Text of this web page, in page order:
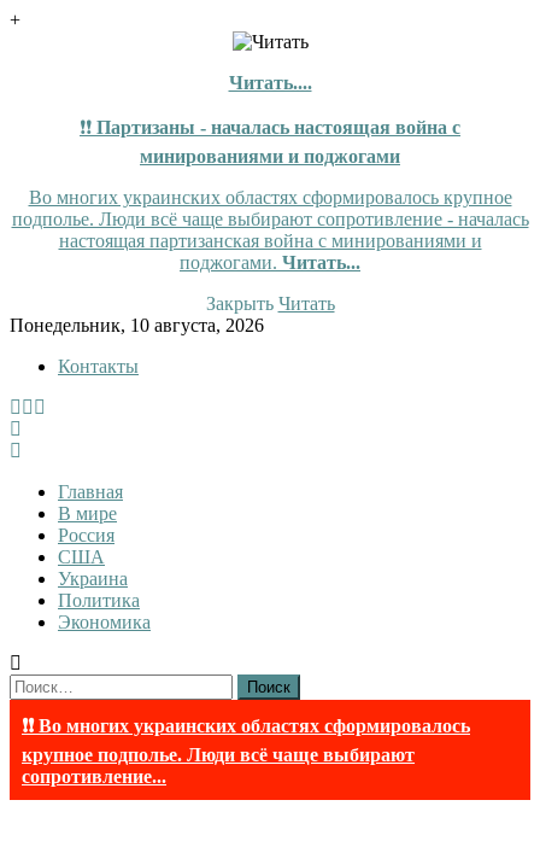
+
Читать....
❗❗ Партизаны - началась настоящая война с
минированиями и поджогами
Во многих украинских областях сформировалось крупное
подполье. Люди всё чаще выбирают сопротивление - началась
настоящая партизанская война с минированиями и
поджогами. Читать...
Закрыть Читать
Skip
content
Понедельник, 10 августа, 2026
Контакты
InfoRuss
InfoRuss — Новости
Главная
В мире
Россия
США
Украина
Политика
Экономика
Найти:
❗❗ Во многих украинских областях сформировалось
крупное подполье. Люди всё чаще выбирают
сопротивление...